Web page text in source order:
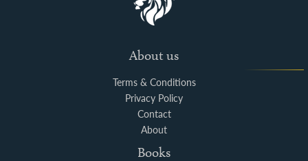
About us
Terms & Conditions
Privacy Policy
Contact
About
Books